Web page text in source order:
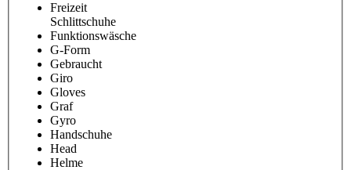
Freizeit
Schlittschuhe
Funktionswäsche
G-Form
Gebraucht
Giro
Gloves
Graf
Gyro
Handschuhe
Head
Helme